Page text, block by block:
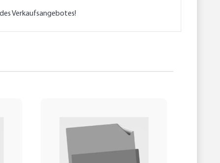
Verkaufsangebotes!